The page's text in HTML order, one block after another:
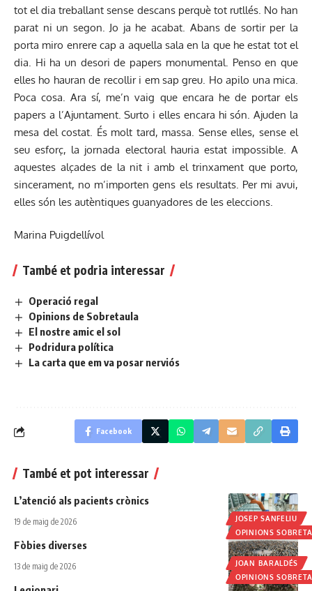
tot el dia treballant sense descans perquè tot rutllés. No han
parat ni un segon. Jo ja he acabat. Abans de sortir per la
porta miro enrere cap a aquella sala en la que he estat tot el
dia. Hi ha un desori de papers monumental. Penso en que
elles ho hauran de recollir i em sap greu. Ho apilo una mica.
Poca cosa. Ara sí, me’n vaig que encara he de portar els
papers a l’Ajuntament. Surto i elles encara hi són. Ajuden la
mesa del costat. És molt tard, massa. Sense elles, sense el
seu esforç, la jornada electoral hauria estat impossible. A
aquestes alçades de la nit i amb el trinxament que porto,
sincerament, no m’importen gens els resultats. Per mi avui,
elles són les autèntiques guanyadores de les eleccions.
Marina Puigdellívol
També et podria interessar
Operació regal
Opinions de Sobretaula
El nostre amic el sol
Podridura política
La carta que em va posar nerviós
Facebook
També et pot interessar
JOSEP SANFELIU
OPINIONS
L’atenció als pacients crònics
19 de maig de 2026
JOAN BARALDÉS
OPINIONS
Fòbies diverses
13 de maig de 2026